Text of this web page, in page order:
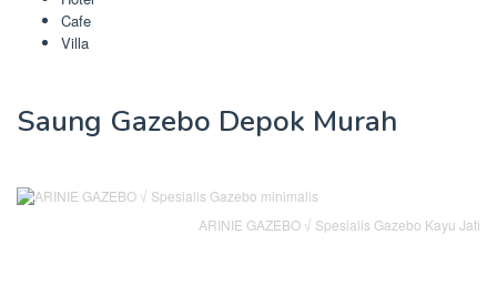
Cafe
Villa
Saung Gazebo Depok Murah
ARINIE GAZEBO √ Spesialis Gazebo Kayu Jati